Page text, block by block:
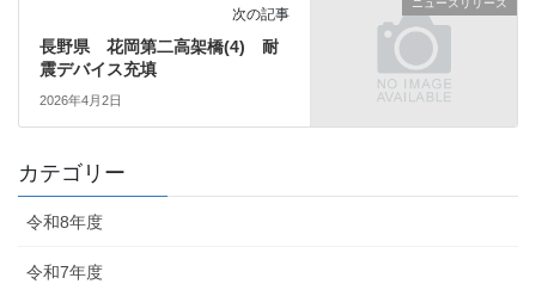
次の記事
長野県 花岡第二高架橋(4) 耐
震デバイス充填
2026年4月2日
カテゴリー
令和8年度
令和7年度